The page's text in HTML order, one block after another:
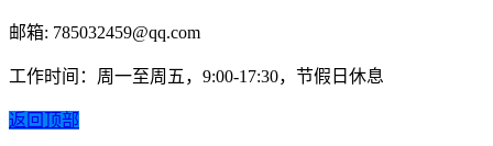
邮箱: 785032459@qq.com
工作时间：周一至周五，9:00-17:30，节假日休息
返回顶部